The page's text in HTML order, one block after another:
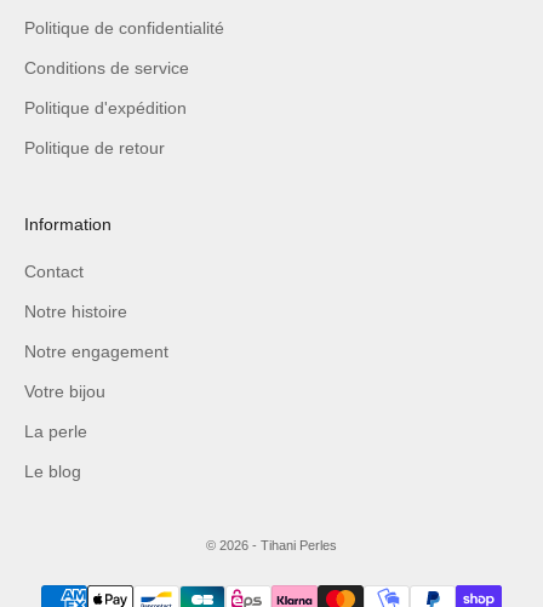
Politique de confidentialité
Conditions de service
Politique d'expédition
Politique de retour
Information
Contact
Notre histoire
Notre engagement
Votre bijou
La perle
Le blog
© 2026 - Tihani Perles